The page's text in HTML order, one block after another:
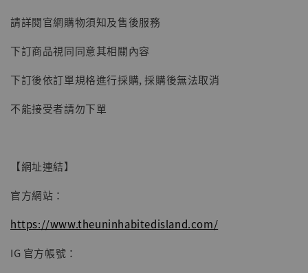
請詳閱官網購物須知及售後服務
下訂商品視同同意其相關內容
下訂後依訂單規格進行採購, 採購後無法取消
不能接受者請勿下單
【網址連結】
官方網站：
https://www.theuninhabitedisland.com/
IG 官方帳號：